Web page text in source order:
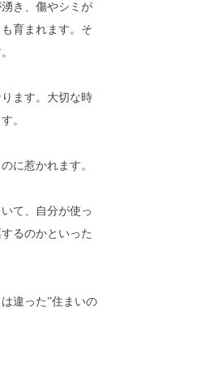
き、傷やシミが
育まれます。そ
ます。大切な時
。
に惹かれます。
て、自分が使っ
るのかといった
違った”住まいの